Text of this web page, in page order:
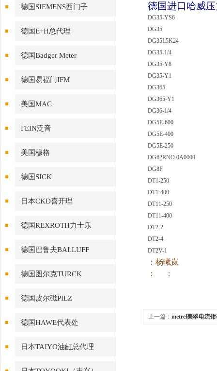
德国SIEMENS西门子
德国E+H总代理
德国Badger Meter
德国易福门IFM
美国MAC
FEIN泛音
美国穆格
德国SICK
日本CKD喜开理
德国REXROTH力士乐
德国巴鲁夫BALLUFF
德国图尔克TURCK
德国皮尔磁PILZ
德国HAWE代表处
日本TAIYO油缸总代理
德国进口哈威
DG35-YS6
DG35
DG35L5K24
DG35-1/4
DG35-Y8
DG35-Y1
DG365
DG365-Y1
DG36-1/4
DG5E-600
DG5E-400
DG5E-250
DG62RNO.0A0000
DG8F
DT1-250
DT1-400
DT11-250
DT11-400
DT2-2
DT2-4
DT2V-1
：杨曦岚
： ：
上一篇： metrel美翠电流